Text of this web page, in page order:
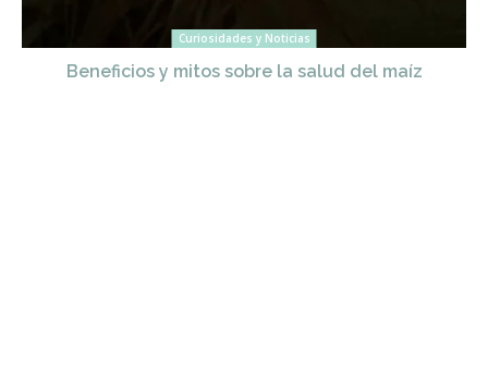
Curiosidades y Noticias
Beneficios y mitos sobre la salud del maíz